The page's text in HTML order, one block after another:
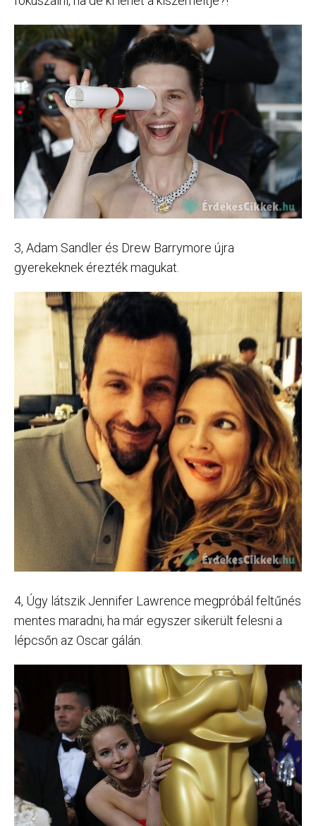
3, Adam Sandler és Drew Barrymore újra
gyerekeknek érezték magukat.
4, Úgy látszik Jennifer Lawrence megpróbál feltűnés
mentes maradni, ha már egyszer sikerült felesni a
lépcsőn az Oscar gálán.